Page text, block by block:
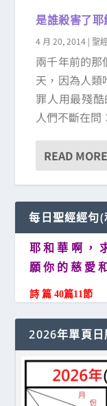
是誰殺害了耶
4 月 20, 2014 |聖
兩千年前的那
天，因為人類
罪人用最殘
人們不斷在問
READ MORE
每日聖經經句(
耶 和 華 啊 ，
願 你 的 慈 愛
詩 篇 40篇11節
2026年單頁日